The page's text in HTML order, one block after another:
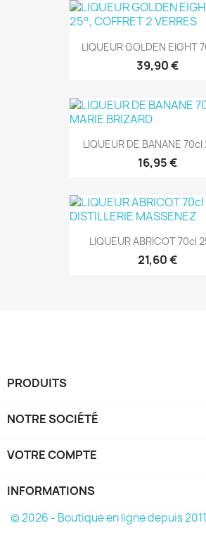
LIQUEUR GOLDEN EIGHT
39,90 €
LIQUEUR DE BANANE 70cl
16,95 €
LIQUEUR ABRICOT 70cl
21,60 €
PRODUITS
NOTRE SOCIÉTÉ
VOTRE COMPTE
INFORMATIONS
© 2026 - Boutique en ligne depuis 2011